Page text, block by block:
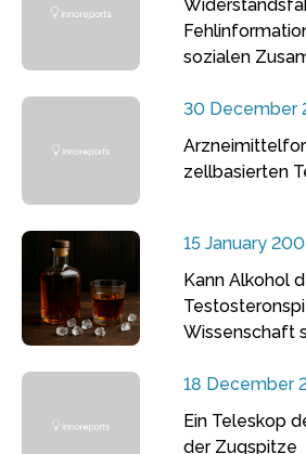
sozialen
30 December
zellbasierten
15 January
Kann Alkohol
Wissenschaft
18 December
Ein Teleskop
der Zugspitze